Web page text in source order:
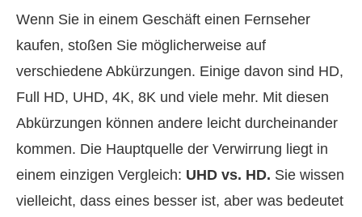
Wenn Sie in einem Geschäft einen Fernseher
kaufen, stoßen Sie möglicherweise auf
verschiedene Abkürzungen. Einige davon sind HD,
Full HD, UHD, 4K, 8K und viele mehr. Mit diesen
Abkürzungen können andere leicht durcheinander
kommen. Die Hauptquelle der Verwirrung liegt in
einem einzigen Vergleich: UHD vs. HD. Sie wissen
vielleicht, dass eines besser ist, aber was bedeutet